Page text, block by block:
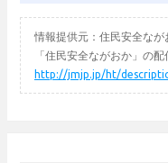
情報提供元：住民安全なが
「住民安全ながおか」の
http://jmjp.jp/ht/